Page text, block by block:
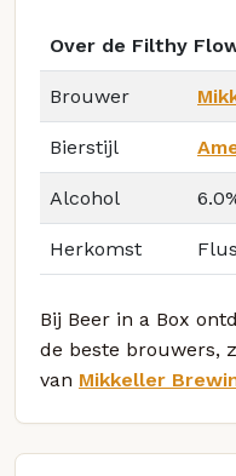
Over de Filthy
Brouwer
Bierstijl
Alcohol
Herkomst
Bij Beer in a Box
de beste brouwers,
van Mikkeller